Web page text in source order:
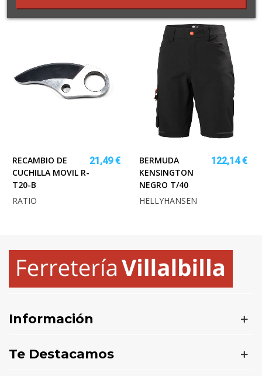
RECAMBIO DE
CUCHILLA MOVIL R-
T20-B
21,49 €
RATIO
BERMUDA
KENSINGTON
NEGRO T/40
122,14 €
HELLYHANSEN
Información
Te Destacamos